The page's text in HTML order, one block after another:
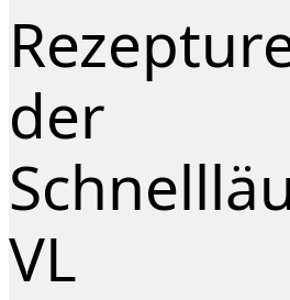
der
VL